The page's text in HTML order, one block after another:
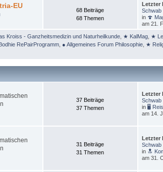
EU
68 Beiträge
68 Themen
Letzter
Schwab
in 🍄
am 21.
Kroiss - Ganzheitsmedizin und Naturheilkunde, ★ KalMag, ★
RePairProgramm, ● Allgemeines Forum Philosophie, ★
37 Beiträge
37 Themen
Letzter
Schwab
in 🖥
am 14.
31 Beiträge
31 Themen
Letzter
Schwab
in 🔝
am 31.